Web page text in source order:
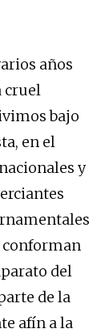
años
cruel
bajo
en el
y
del
de la
afín a la